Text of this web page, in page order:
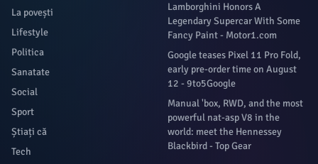
La povești
Lifestyle
Politica
Sanatate
Social
Sport
Știați că
Tech
Lamborghini Honors A
Legendary Supercar With Some
Fancy Paint - Motor1.com
Google teases Pixel 11 Pro Fold,
early pre-order time on August
12 - 9to5Google
Manual 'box, RWD, and the most
powerful nat-asp V8 in the
world: meet the Hennessey
Blackbird - Top Gear